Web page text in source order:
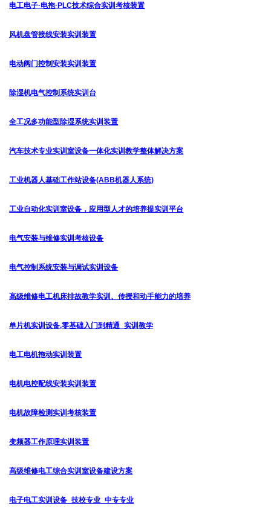
电工电子·电拖·PLC技术综合实训考核装置
风机盘管接线安装实训装置
电动阀门控制安装实训装置
除湿机电气控制系统实训台
全工况多功能型除湿系统实训装置
汽车技术专业实训室设备一体化实训教学整体解决方案
工业机器人基础工作站设备(ABB机器人系统)
工业自动化实训室设备，应用型人才的培养提实训平台
电气安装与维修实训考核设备
电气控制系统安装与调试实训设备
高级维修电工机床排故教学实训、传授和动手能力的培养
单片机实训设备,零基础入门到精通_实训教学
电工电机拖动实训装置
电机电控配线安装实训装置
电机故障检测实训考核装置
变频器工作原理实训装置
高级维修电工综合实训室设备建设方案
电子电工实训设备_技校专业_中专专业